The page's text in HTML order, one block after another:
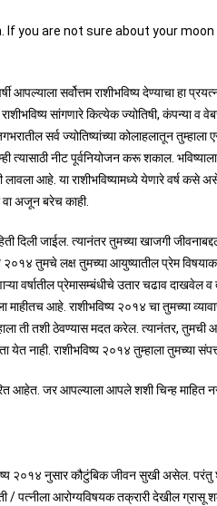
you are not sure about your
सर्वोत्तम राशीभविष्य देण्याचा हा
सांगणारे कित्येक ज्योतिषी,
सर्व ज्योतिष्यांच्या कोलाहलातून तुम्हाला
नीट पूर्वनियोजन करू शकाल.
लावला आहे. या राशीभविष्यामध्ये येणारे वर्ष
वा अजून बरेच काही.
माहिती दिली जाईल. त्यानंतर तुमच्या खाजगी
२०१४ तुमचे लक्ष तुमच्या आयुष्यातील प्रेम
वर्षातील प्रेमासम्बंधीचे उतार चढाव
आहे. राशीभविष्य २०१४ चा तुमच्या
ती तशी ठेवण्यास मदत करेल. त्यानंतर,
येत नाही. राशीभविष्य २०१४ तुम्हाला तुमच्या
आहेत. जर आपल्याला आपले शशी चिन्ह माहित
२०१४ नुसार कौटुंबिक जीवन सुखी असेल.
आरोग्यविषयक तक्रारी देखील ग्रासू